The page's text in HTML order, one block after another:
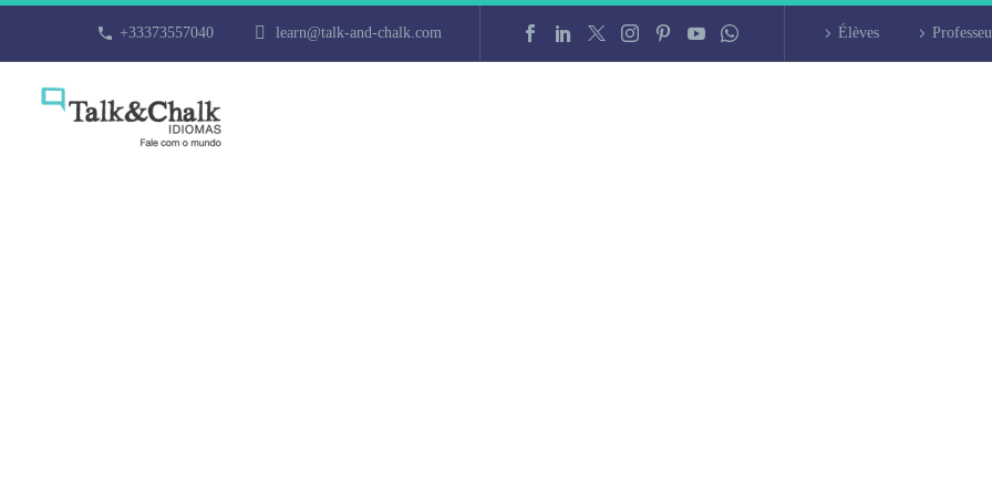
+33373557040 learn@talk-and-chalk.com Élèves